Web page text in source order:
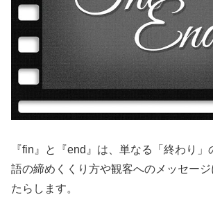
『fin』と『end』は、単なる「終わり
語の締めくくり方や観客へのメッセー
たらします。